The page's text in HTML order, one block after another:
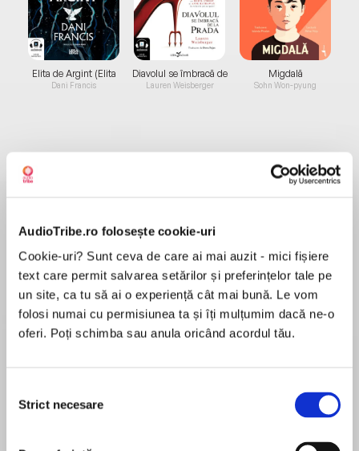
AudioTribe.ro folosește cookie-uri
Cookie-uri? Sunt ceva de care ai mai auzit - mici fișiere
text care permit salvarea setărilor și preferințelor tale pe
un site, ca tu să ai o experiență cât mai bună. Le vom
folosi numai cu permisiunea ta și îți mulțumim dacă ne-o
oferi. Poți schimba sau anula oricând acordul tău.
consimțământului
Strict necesare
Elita de Argint (Elita
de...
Dani Francis
Diavolul se îmbracă de
la...
Lauren Weisberger
Migdală
Sohn Won-pyung
Despre
Holly Perez has one last chance to sort out the
train wreck her life has become. But being
housekeeper to reclusive CEO Julius
Ravensdale is as close to a prison as Holly could
imagine. Julius may be devastatingly gorgeous,
but he's also brooding, formal and completely
Julius is renowned for his ironclad control, but
provocative whirlwind Holly pushes him to his
MAI MULT
În acest moment nu există recenzii
pentru această carte
Maisey Yates
Maisey Yates is the New York Times bestselling